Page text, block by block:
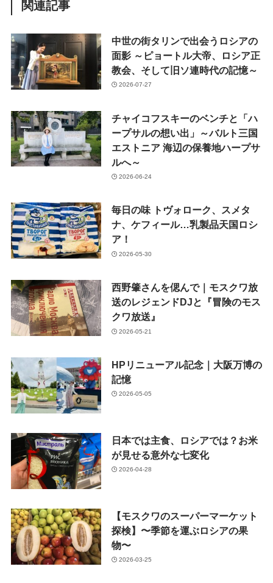
関連記事
中世の街タリンで出会うロシアの
面影 ～ピョートル大帝、ロシア正
教会、そして旧ソ連時代の記憶～
2026-07-27
チャイコフスキーのベンチと「ハ
ープサルの想い出」～バルト三国
エストニア 海辺の保養地ハープサ
ルへ～
2026-06-24
毎日の味 トヴォローク、スメタ
ナ、ケフィール…乳製品天国ロシ
ア！
2026-05-30
西野肇さんを偲んで｜モスクワ放
送のレジェンドDJと『冒険のモス
クワ放送』
2026-05-21
HPリニューアル記念｜大阪万博の
記憶
2026-05-05
日本では主食、ロシアでは？お米
が見せる意外な七変化
2026-04-28
【モスクワのスーパーマーケット
探検】〜季節を運ぶロシアの果
物〜
2026-03-25